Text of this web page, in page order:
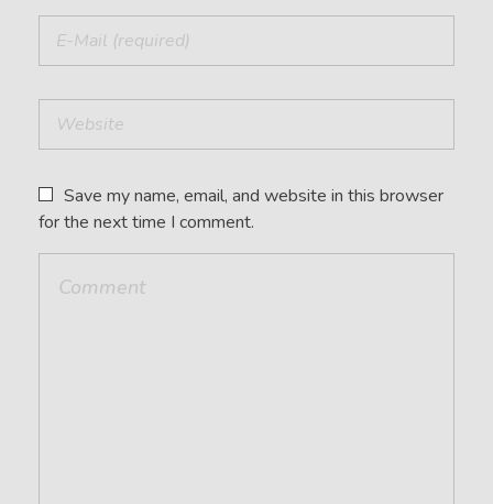
Save my name, email, and website in this browser
for the next time I comment.